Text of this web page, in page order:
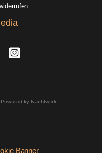
by Nachtwerk
Banner